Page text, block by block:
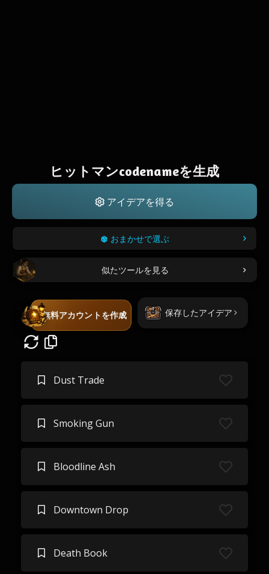
ヒットマンcodenameを生成
アイデアを得る
おまかせで選ぶ
似たツールを見る
無料アカウントを作成 保存したアイデア
Dust Trade
Smoking Gun
Bloodline Ash
Downtown Drop
Death Book